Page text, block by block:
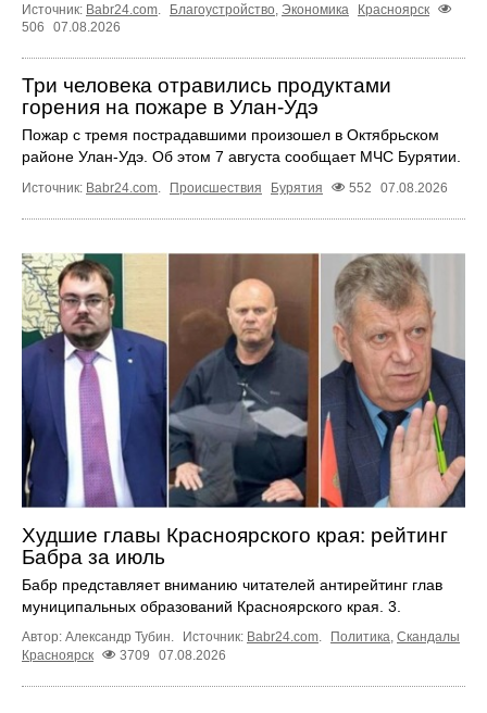
Источник: Babr24.com Благоустройство Экономика
Красноярск
506
07.08.2026
Три человека отравились продуктами
горения на пожаре в Улан-Удэ
Пожар с тремя пострадавшими произошел в Октябрьском
районе Улан-Удэ. Об этом 7 августа сообщает МЧС Бурятии.
Источник: Babr24.com Происшествия Бурятия 552 07.08.2026
Худшие главы Красноярского края: рейтинг
Бабра за июль
Бабр представляет вниманию читателей антирейтинг глав
муниципальных образований Красноярского края. 3.
Автор: Александр Тубин. Источник: Babr24.com. Политика, Скандалы
Красноярск
3709 07.08.2026